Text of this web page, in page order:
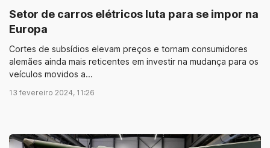
Setor de carros elétricos luta para se impor na
Europa
Cortes de subsídios elevam preços e tornam consumidores
alemães ainda mais reticentes em investir na mudança para os
veículos movidos a...
13 fevereiro 2024, 11:26